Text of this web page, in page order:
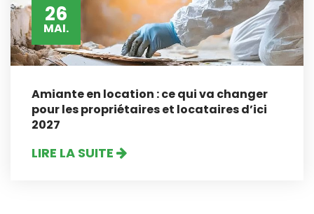
26
MAI.
Amiante en location : ce qui va changer
pour les propriétaires et locataires d’ici
2027
LIRE LA SUITE